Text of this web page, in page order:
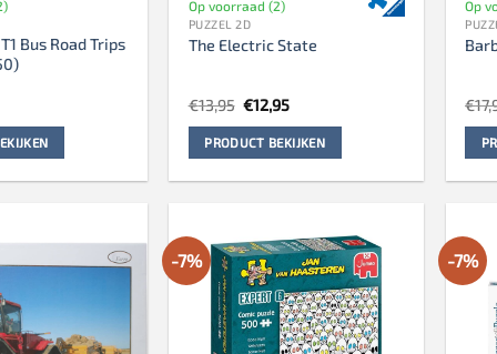
Bus Road Trips
Op voorraad (2)
PUZZEL 2D
The Electric State
€13,95 Oorspronkelijke
prijs
was:
€13,95.
€12,95Huidige
is:
€12,95.
PRODUCT BEKIJKEN
Op
€
-7% -7%